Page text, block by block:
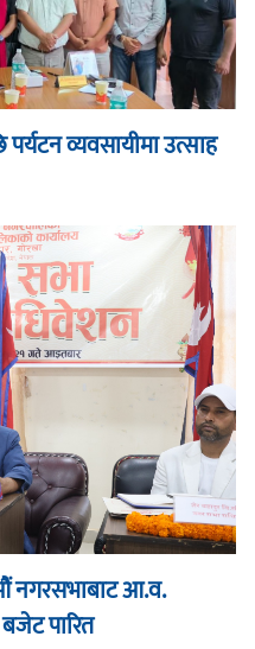
व्यवसायीमा उत्साह
नगरसभाबाट आ.व.
पारित